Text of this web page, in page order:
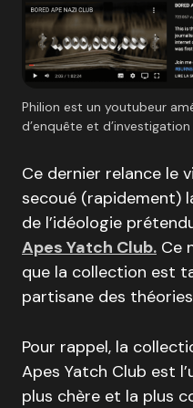
Philion est un youtubeur
d’enquête et
Ce dernier relance le
secoué (rapidement)
de l’idéologie
Apes Yatch Club. Ce
que la collection est
partisane des
Pour rappel, la
Apes Yatch Club est
plus chère et la plus